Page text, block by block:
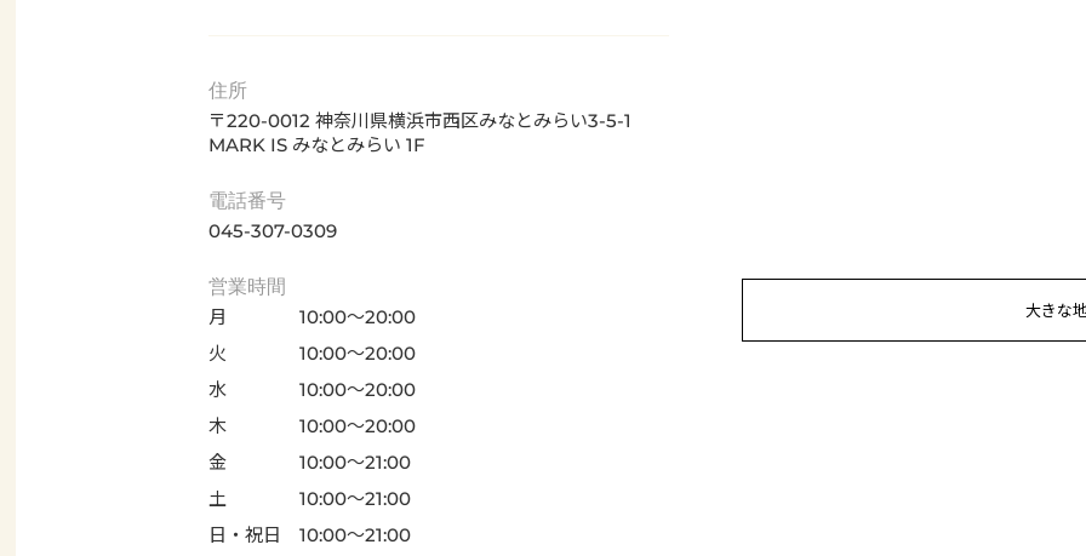
住所
〒220-0012 神奈川県横浜市西区みなとみらい3-5-1
MARK IS みなとみらい 1F
電話番号
045-307-0309
営業時間
月 10:00～20:00
火 10:00～20:00
水 10:00～20:00
木 10:00～20:00
金 10:00～21:00
土 10:00～21:00
日・祝日 10:00～21:00
大きな